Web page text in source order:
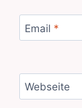
Email *
Webseite